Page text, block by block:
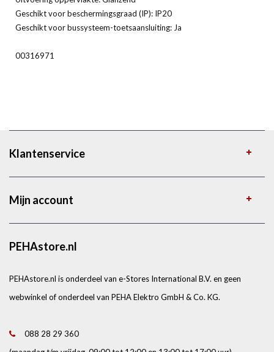
Geschikt voor beschermingsgraad (IP): IP20
Geschikt voor bussysteem-toetsaansluiting: Ja
00316971
Klantenservice
Mijn account
PEHAstore.nl
PEHAstore.nl is onderdeel van e-Stores International B.V. en geen
webwinkel of onderdeel van PEHA Elektro GmbH & Co. KG.
088 28 29 360